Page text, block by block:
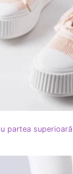
partea